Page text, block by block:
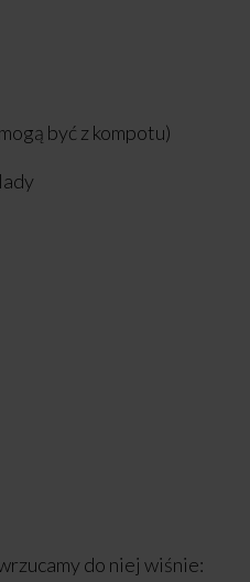
być z kompotu)
do niej wiśnie: